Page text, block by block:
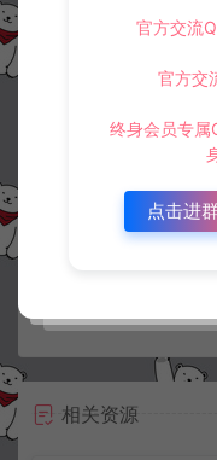
冷雨泽ღ
三网稀有卡牌策略游戏【无
相关资源
官方交流
官方
终身会员专
点击进